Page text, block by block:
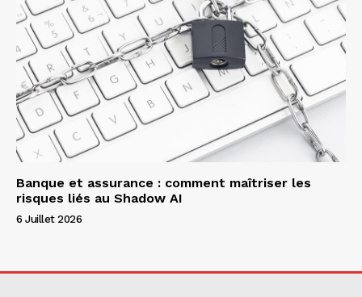
Banque et assurance : comment maîtriser les
risques liés au Shadow AI
6 Juillet 2026